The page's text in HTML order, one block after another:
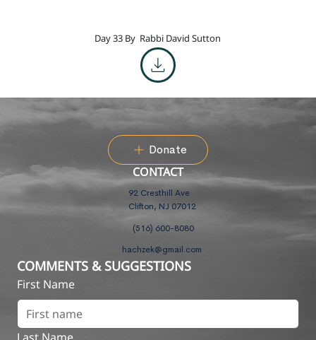
Day 33 By Rabbi David Sutton
Donate
CONTACT
92 Cresthill Ave
Clifton, NJ 07012
(516) 600-8080
hachzek@gmail.com
COMMENTS & SUGGESTIONS
First Name